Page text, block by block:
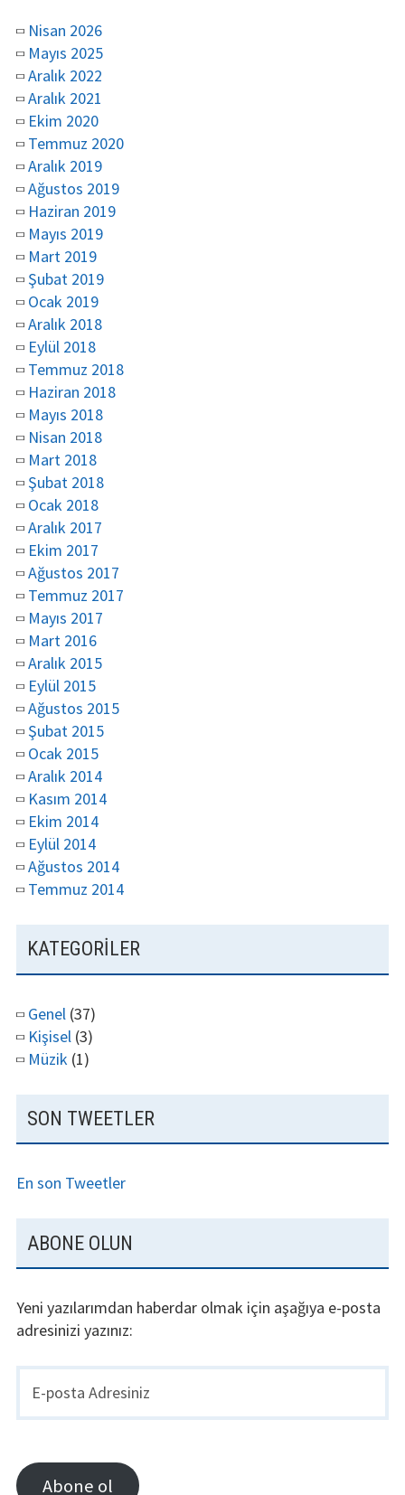
Nisan 2026
Mayıs 2025
Aralık 2022
Aralık 2021
Ekim 2020
Temmuz 2020
Aralık 2019
Ağustos 2019
Haziran 2019
Mayıs 2019
Mart 2019
Şubat 2019
Ocak 2019
Aralık 2018
Eylül 2018
Temmuz 2018
Haziran 2018
Mayıs 2018
Nisan 2018
Mart 2018
Şubat 2018
Ocak 2018
Aralık 2017
Ekim 2017
Ağustos 2017
Temmuz 2017
Mayıs 2017
Mart 2016
Aralık 2015
Eylül 2015
Ağustos 2015
Şubat 2015
Ocak 2015
Aralık 2014
Kasım 2014
Ekim 2014
Eylül 2014
Ağustos 2014
Temmuz 2014
KATEGORILER
Genel (37)
Kişisel (3)
Müzik (1)
SON TWEETLER
En son Tweetler
ABONE OLUN
Yeni yazılarımdan haberdar olmak için aşağıya e-posta
adresinizi yazınız:
E-
posta
Adresiniz
Abone ol